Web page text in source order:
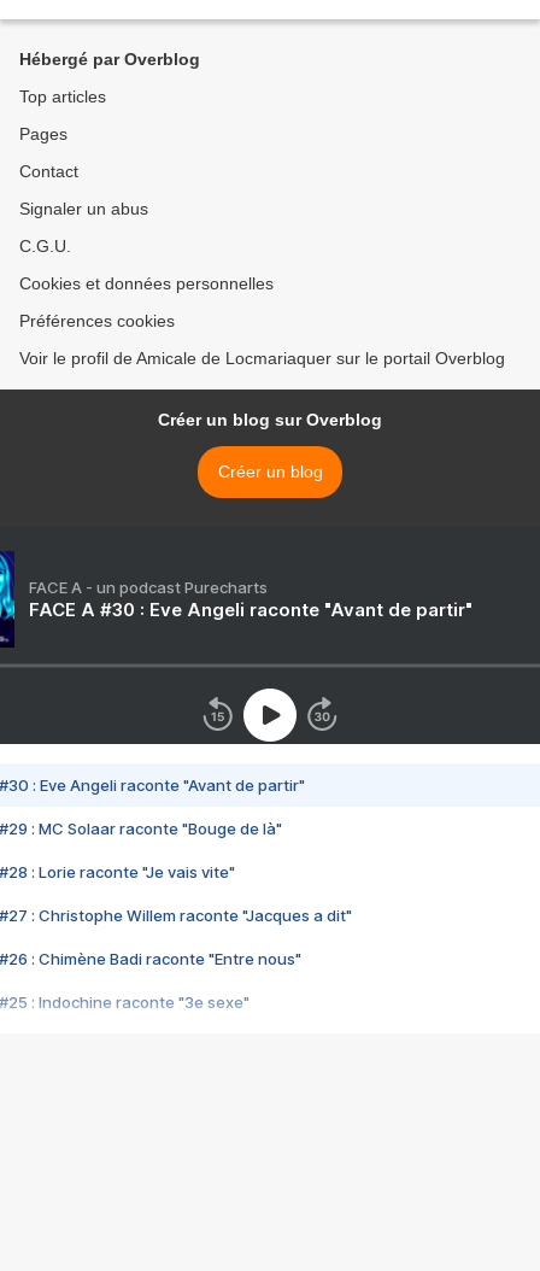
Hébergé par Overblog
Top articles
Pages
Contact
Signaler un abus
C.G.U.
Cookies et données personnelles
Préférences cookies
Voir le profil de Amicale de Locmariaquer sur le portail Overblog
Créer un blog sur Overblog
Créer un blog
FACE A - un podcast Purecharts
FACE A #30 : Eve Angeli raconte "Avant de partir"
#30 : Eve Angeli raconte "Avant de partir"
#29 : MC Solaar raconte "Bouge de là"
#28 : Lorie raconte "Je vais vite"
#27 : Christophe Willem raconte "Jacques a dit"
#26 : Chimène Badi raconte "Entre nous"
#25 : Indochine raconte "3e sexe"